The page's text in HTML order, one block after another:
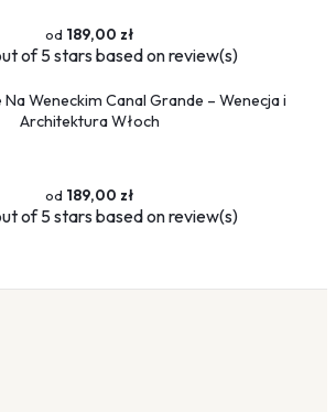
189,00 zł
of 5 stars based onreview(s)
Weneckim Canal Grande – Wenecja i
Architektura Włoch
189,00 zł
of 5 stars based onreview(s)